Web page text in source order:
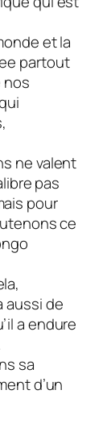
et la
partout
nos
ne valent
pas
pour
ce
aussi de
a endure
sa
d’un